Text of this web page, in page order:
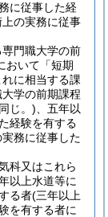
に従事した経
の実務に従事
門職大学の前
おいて「短期
に相当する課
学の前期課程
じ。) 、五年以
経験を有する
務に従事した
科又はこれら
以上水道等に
る者(三年以上
を有する者に